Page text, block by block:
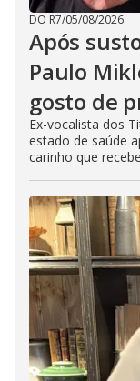
DO R7/05/08/2026
Após
Paulo
gosto de
Ex-vocalista dos
estado de saúde
carinho que